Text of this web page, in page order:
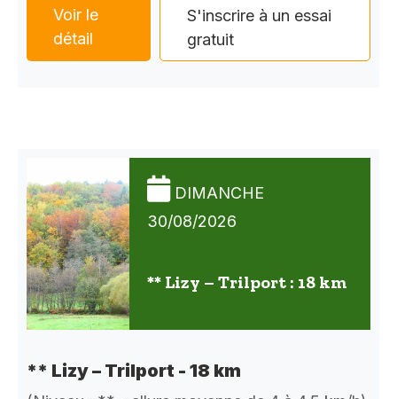
Voir le
détail
S'inscrire à un essai
gratuit
DIMANCHE
30/08/2026
** Lizy – Trilport : 18 km
** Lizy – Trilport - 18 km